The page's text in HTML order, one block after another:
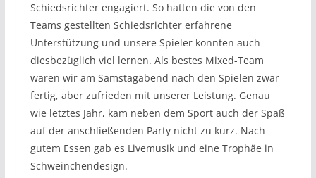
Schiedsrichter engagiert. So hatten die von den
Teams gestellten Schiedsrichter erfahrene
Unterstützung und unsere Spieler konnten auch
diesbezüglich viel lernen. Als bestes Mixed-Team
waren wir am Samstagabend nach den Spielen zwar
fertig, aber zufrieden mit unserer Leistung. Genau
wie letztes Jahr, kam neben dem Sport auch der Spaß
auf der anschließenden Party nicht zu kurz. Nach
gutem Essen gab es Livemusik und eine Trophäe in
Schweinchendesign.